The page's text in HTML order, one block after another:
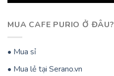
MUA CAFE PURIO Ở ĐÂU?
• Mua sỉ
• Mua lẻ tại Serano.vn